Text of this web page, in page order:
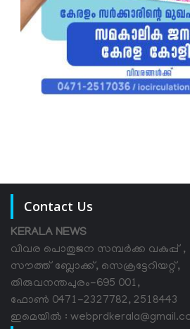
Contact Us
KERALA NEWS
വിവര പൊതുജന സമ്പര്‍ക്ക വകുപ്പ് ,
സൗത്ത് ബ്ലോക്ക്, സെക്രട്ടേറിയറ്റ്,
തിരുവനന്തപുരം-695 001,
ഫോൺ 0471-2327782, 2518443
ഇമെയിൽ :